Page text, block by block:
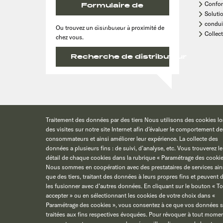
Formulaire de
contact
Ou trouvez un distributeur à proximité de
chez vous.
Recherche de distributeur
* Les prix indiqués sont plus les frais d'installation et sont des
Traitement des données par des tiers Nous utilisons des cookies
des visites sur notre site Internet afin d’évaluer le comportement
consommateurs et ainsi améliorer leur expérience. La collecte des
données a plusieurs fins : de suivi, d’analyse, etc. Vous trouverez le
détail de chaque cookies dans la rubrique « Paramétrage des
Nous sommes en coopération avec des prestataires de services
que des tiers, traitant des données à leurs propres fins et peuvent
les fusionner avec d’autres données. En cliquant sur le bouton «
accepter » ou en sélectionnant les cookies de votre choix dans «
Paramétrage des cookies », vous consentez à ce que vos données
traitées aux fins respectives évoquées. Pour révoquer à tout